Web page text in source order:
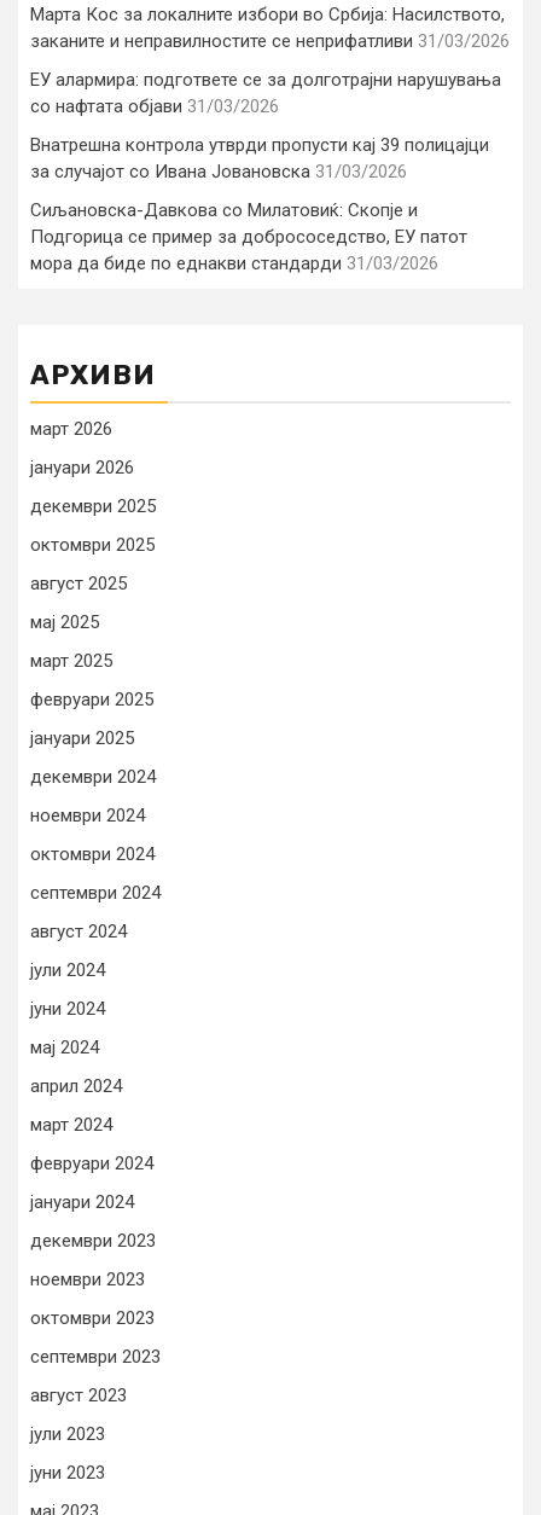
Марта Кос за локалните избори во Србија: Насилството,
заканите и неправилностите се неприфатливи 31/03/2026
ЕУ алармира: подгответе се за долготрајни нарушувања
со нафтата објави 31/03/2026
Внатрешна контрола утврди пропусти кај 39 полицајци
за случајот со Ивана Јовановска 31/03/2026
Сиљановска-Давкова со Милатовиќ: Скопје и
Подгорица се пример за добрососедство, ЕУ патот
мора да биде по еднакви стандарди 31/03/2026
АРХИВИ
март 2026
јануари 2026
декември 2025
октомври 2025
август 2025
мај 2025
март 2025
февруари 2025
јануари 2025
декември 2024
ноември 2024
октомври 2024
септември 2024
август 2024
јули 2024
јуни 2024
мај 2024
април 2024
март 2024
февруари 2024
јануари 2024
декември 2023
ноември 2023
октомври 2023
септември 2023
август 2023
јули 2023
јуни 2023